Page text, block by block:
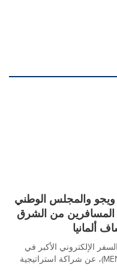
والمجلس الوطني
المسافرين من الشرق
ألمانيا
الإلكتروني الأكبر في
منطقة الشرق الأوسط وشمال إفريقيا (MENA)، عن شراكة استراتيجية